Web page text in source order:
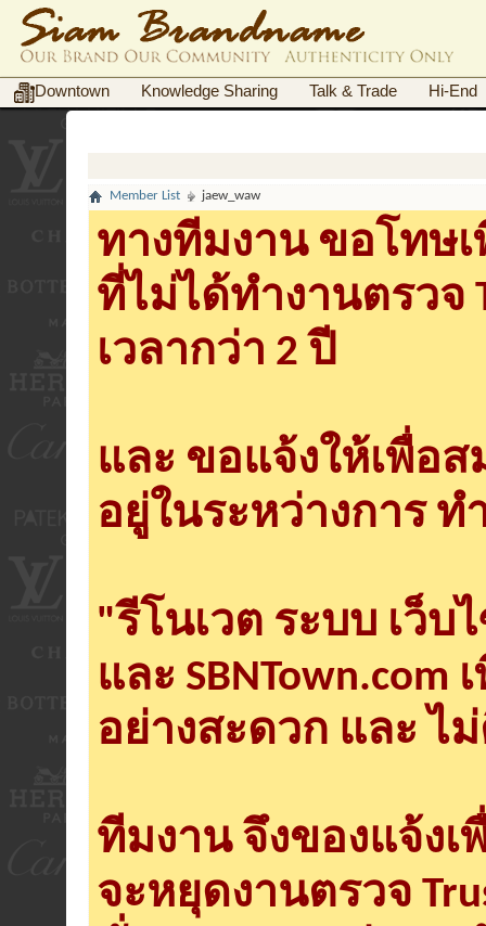
Downtown Knowledge Sharing Talk & Trade Hi-End
Member List jaew_waw
ทางทีมงาน ขอโทษ
ที่ไม่ได้ทำงานตรวจ
เวลากว่า 2 ปี
และ ขอแจ้งให้เพื่อ
อยู่ในระหว่างการ ท
"รีโนเวต ระบบ เว็บ
และ
อย่างสะดวก และ ไ
ทีมงาน จึงของแจ้ง
จะหยุดงานตรวจ